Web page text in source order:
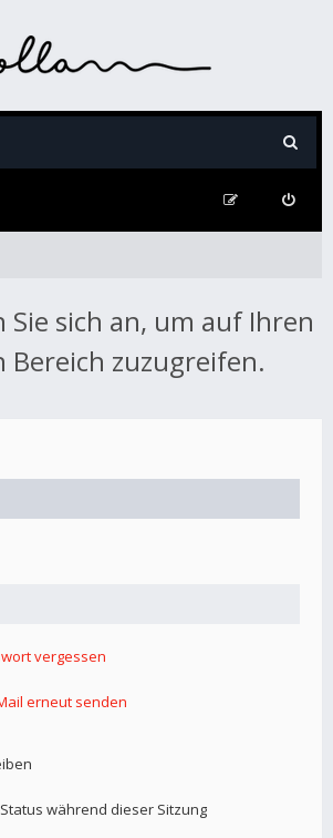
sich an, um auf Ihren
Bereich zuzugreifen.
vergessen
erneut senden
während dieser Sitzung